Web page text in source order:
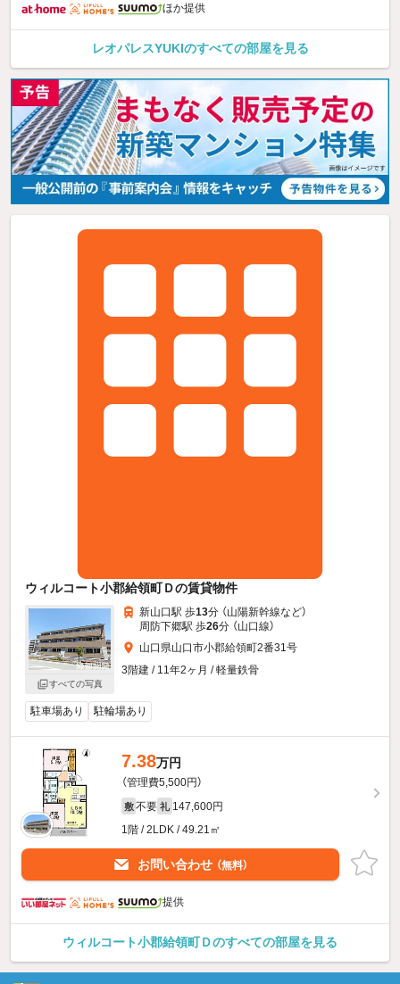
ほか提供
レオパレスYUKIのすべての部屋を見る
ウィルコート小郡給領町Ｄの賃貸物件
すべての写真
新山口駅 歩13分 （山陽新幹線など）
周防下郷駅 歩26分 （山口線）
山口県山口市小郡給領町2番31号
3階建 / 11年2ヶ月 / 軽量鉄骨
駐車場あり 駐輪場あり
7.38万円
（管理費5,500円）
敷 不要 礼 147,600円
1階 / 2LDK / 49.21㎡
お問い合わせ （無料）
提供
ウィルコート小郡給領町Ｄのすべての部屋を見る